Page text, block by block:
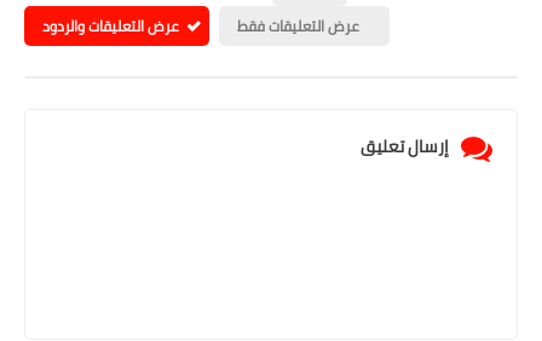
عرض التعليقات فقط
عرض التعليقات والردود
إرسال تعليق